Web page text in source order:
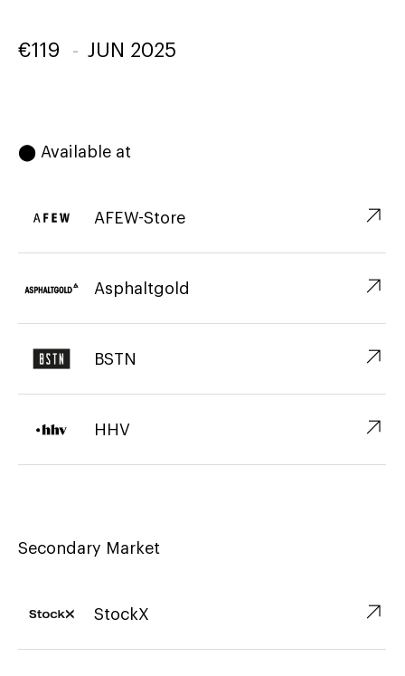
€119 - JUN 2025
⬤ Available at
AFEW-Store ↗︎
Asphaltgold ↗︎
BSTN ↗︎
HHV ↗︎
Secondary Market
StockX ↗︎